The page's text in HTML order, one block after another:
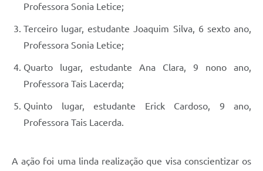
Professora Sonia Letice;
Terceiro lugar, estudante Joaquim Silva, 6 sexto ano,
Professora Sonia Letice;
Quarto lugar, estudante Ana Clara, 9 nono ano,
Professora Tais Lacerda;
Quinto lugar, estudante Erick Cardoso, 9 ano,
Professora Tais Lacerda.
A ação foi uma linda realização que visa conscientizar os